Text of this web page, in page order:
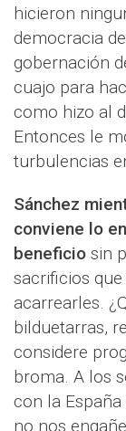
hicieron
democracia
gobernación
cuajo para
como hizo al
Entonces le
turbulencias
Sánchez
conviene lo
beneficio sin
sacrificios
acarrearles.
bilduetarras,
considere
broma. A los
con la
no nos